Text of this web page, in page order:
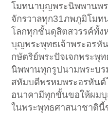
โมทนาบุญพระนิพพานพ
จักรวาลทุก31ภพภูมิโม
โลกทุกชั้นดุสิตสวรรค์ทั้
บุญพระพุทธเจ้าพระอรหั
กษัตริย์พระปัจเจกพระพุ
นิพพานทุกรูปนามพระบ
สหัมบดีพรหมพระอรหัน
อนาคามีทุกขั้นขอให้ผม
ในพระพุทธศาสนาชาตินี้